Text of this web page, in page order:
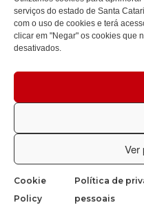
serviços do estado de Santa
com o uso de cookies e terá
clicar em "Negar" os cookies que
desativados.
Ver
Cookie
Policy
Política de
pessoais
Rua Fúlvio Aducci,
Bairro:
Estreito - Florianópolis
CEP:
Copyright © 2023 Todos os